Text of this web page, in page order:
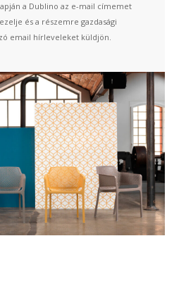
a Dublino az e-mail címemet
és a részemre gazdasági
email hírleveleket küldjön.